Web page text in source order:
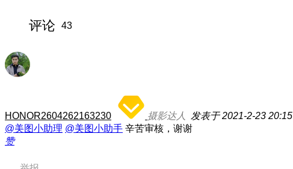
评论 43
HONOR2604262163230 摄影达人 发表于 2021-2-23 20:15
@美图小助理 @美图小助手 辛苦审核，谢谢
赞